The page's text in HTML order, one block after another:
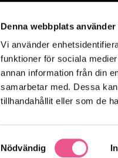
Denna webbplats
Vi använder
funktioner för sociala
annan information från din
samarbetar med. Dessa
tillhandahållit eller som de
Samtyckesval
Nödvändig
Om
Baresso
Om
Cookiepolicy
Smspolicy